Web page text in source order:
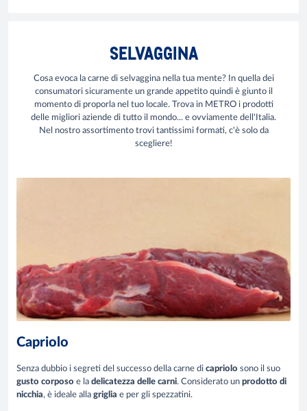
SELVAGGINA
Cosa evoca la carne di selvaggina nella tua mente? In quella dei
consumatori sicuramente un grande appetito quindi è giunto il
momento di proporla nel tuo locale. Trova in METRO i prodotti
delle migliori aziende di tutto il mondo... e ovviamente dell'Italia.
Nel nostro assortimento trovi tantissimi formati, c'è solo da
scegliere!
Capriolo
Senza dubbio i segreti del successo della carne di capriolo sono il suo
gusto corposo e la delicatezza delle carni. Considerato un prodotto di
nicchia, è ideale alla griglia e per gli spezzatini.